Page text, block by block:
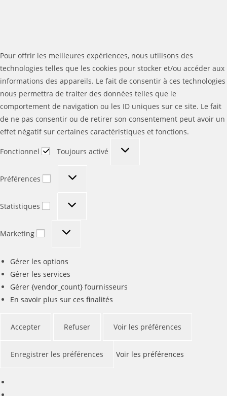
Pour offrir les meilleures expériences, nous utilisons des
technologies telles que les cookies pour stocker et/ou accéder aux
informations des appareils. Le fait de consentir à ces technologies
nous permettra de traiter des données telles que le
comportement de navigation ou les ID uniques sur ce site. Le fait
de ne pas consentir ou de retirer son consentement peut avoir un
effet négatif sur certaines caractéristiques et fonctions.
Fonctionnel Toujours activé
Préférences
Statistiques
Marketing
Gérer les options
Gérer les services
Gérer {vendor_count} fournisseurs
En savoir plus sur ces finalités
Accepter Refuser Voir les préférences
Enregistrer les préférences Voir les préférences